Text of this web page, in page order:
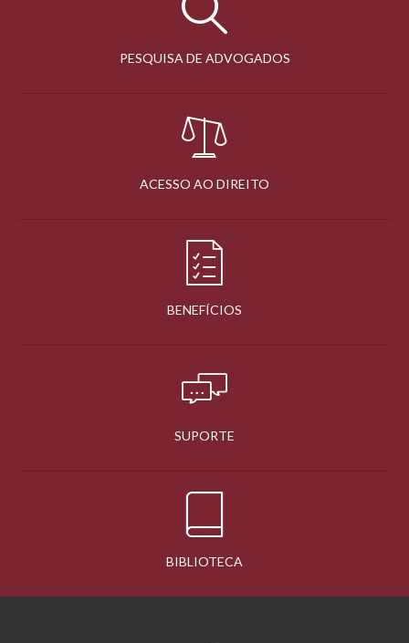
PESQUISA DE ADVOGADOS
ACESSO AO DIREITO
BENEFÍCIOS
SUPORTE
BIBLIOTECA